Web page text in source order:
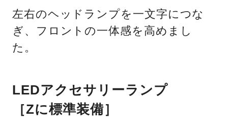
左右のヘッドランプを一文字につな
ぎ、フロントの一体感を高めまし
た。
LEDアクセサリーランプ
［Zに標準装備］